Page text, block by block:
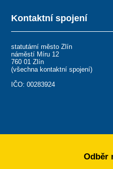
Kontaktní spojení
statutární město Zlín
náměstí Míru 12
760 01 Zlín
(všechna kontaktní spojení)
IČO: 00283924
Odběr